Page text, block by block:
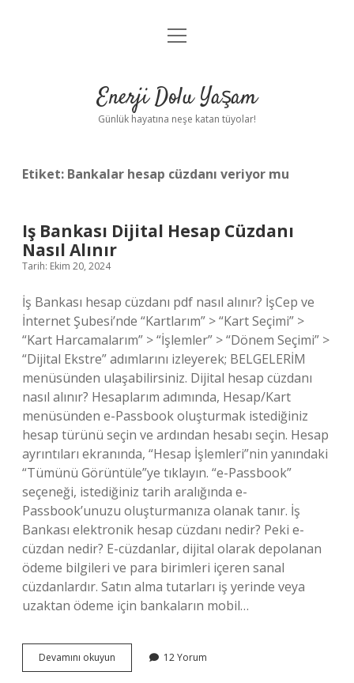
Anasayfa
Yasal Uyarı
menüyü
Enerji Dolu Yaşam
Günlük hayatına neşe katan tüyolar!
Etiket: Bankalar hesap cüzdanı veriyor mu
Iş Bankası Dijital Hesap Cüzdanı
Nasıl Alınır
Tarih: Ekim 20, 2024
İş Bankası hesap cüzdanı pdf nasıl alınır? İşCep ve
İnternet Şubesi’nde “Kartlarım” > “Kart Seçimi” >
“Kart Harcamalarım” > “İşlemler” > “Dönem Seçimi” >
“Dijital Ekstre” adımlarını izleyerek; BELGELERİM
menüsünden ulaşabilirsiniz. Dijital hesap cüzdanı
nasıl alınır? Hesaplarım adımında, Hesap/Kart
menüsünden e-Passbook oluşturmak istediğiniz
hesap türünü seçin ve ardından hesabı seçin. Hesap
ayrıntıları ekranında, “Hesap İşlemleri”nin yanındaki
“Tümünü Görüntüle”ye tıklayın. “e-Passbook”
seçeneği, istediğiniz tarih aralığında e-
Passbook’unuzu oluşturmanıza olanak tanır. İş
Bankası elektronik hesap cüzdanı nedir? Peki e-
cüzdan nedir? E-cüzdanlar, dijital olarak depolanan
ödeme bilgileri ve para birimleri içeren sanal
cüzdanlardır. Satın alma tutarları iş yerinde veya
uzaktan ödeme için bankaların mobil…
Devamını okuyun
Bankası
12 Yorum